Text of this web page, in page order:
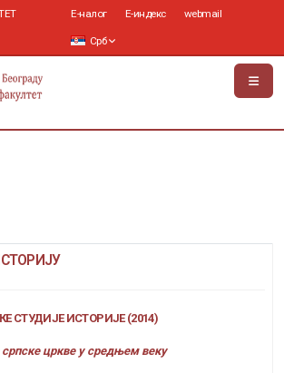
Е-налог Е-индекс webmail
Срб
СТУДИЈЕ ИСТОРИЈЕ (2014)
српске цркве у средњем веку